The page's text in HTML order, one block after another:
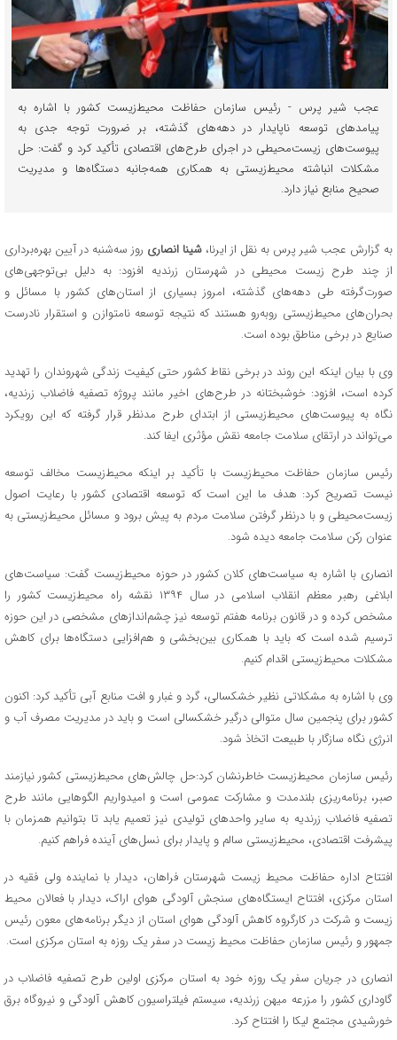
عجب شیر پرس - رئیس سازمان حفاظت محیط‌زیست کشور با اشاره به
پیامدهای توسعه ناپایدار در دهه‌های گذشته، بر ضرورت توجه جدی به
پیوست‌های زیست‌محیطی در اجرای طرح‌های اقتصادی تأکید کرد و گفت: حل
مشکلات انباشته محیط‌زیستی به همکاری همه‌جانبه دستگاه‌ها و مدیریت
صحیح منابع نیاز دارد.
به گزارش عجب شیر پرس به نقل از ایرنا، شینا انصاری روز سه‌شنبه در آیین بهره‌برداری
از چند طرح زیست محیطی در شهرستان زرندیه افزود: به دلیل بی‌توجهی‌های
صورت‌گرفته طی دهه‌های گذشته، امروز بسیاری از استان‌های کشور با مسائل و
بحران‌های محیط‌زیستی روبه‌رو هستند که نتیجه توسعه نامتوازن و استقرار نادرست
صنایع در برخی مناطق بوده است.
وی با بیان اینکه این روند در برخی نقاط کشور حتی کیفیت زندگی شهروندان را تهدید
کرده است، افزود: خوشبختانه در طرح‌های اخیر مانند پروژه تصفیه فاضلاب زرندیه،
نگاه به پیوست‌های محیط‌زیستی از ابتدای طرح مدنظر قرار گرفته که این رویکرد
می‌تواند در ارتقای سلامت جامعه نقش مؤثری ایفا کند.
رئیس سازمان حفاظت محیط‌زیست با تأکید بر اینکه محیط‌زیست مخالف توسعه
نیست تصریح کرد: هدف ما این است که توسعه اقتصادی کشور با رعایت اصول
زیست‌محیطی و با درنظر گرفتن سلامت مردم به پیش برود و مسائل محیط‌زیستی به
عنوان رکن سلامت جامعه دیده شود.
انصاری با اشاره به سیاست‌های کلان کشور در حوزه محیط‌زیست گفت: سیاست‌های
ابلاغی رهبر معظم انقلاب اسلامی در سال ۱۳۹۴ نقشه راه محیط‌زیست کشور را
مشخص کرده و در قانون برنامه هفتم توسعه نیز چشم‌اندازهای مشخصی در این حوزه
ترسیم شده است که باید با همکاری بین‌بخشی و هم‌افزایی دستگاه‌ها برای کاهش
مشکلات محیط‌زیستی اقدام کنیم.
وی با اشاره به مشکلاتی نظیر خشکسالی، گرد و غبار و افت منابع آبی تأکید کرد: اکنون
کشور برای پنجمین سال متوالی درگیر خشکسالی است و باید در مدیریت مصرف آب و
انرژی نگاه سازگار با طبیعت اتخاذ شود.
رئیس سازمان محیط‌زیست خاطرنشان کرد:حل چالش‌های محیط‌زیستی کشور نیازمند
صبر، برنامه‌ریزی بلندمدت و مشارکت عمومی است و امیدواریم الگوهایی مانند طرح
تصفیه فاضلاب زرندیه به سایر واحدهای تولیدی نیز تعمیم یابد تا بتوانیم همزمان با
پیشرفت اقتصادی، محیط‌زیستی سالم و پایدار برای نسل‌های آینده فراهم کنیم.
افتتاح اداره حفاظت محیط زیست شهرستان فراهان، دیدار با نماینده ولی فقیه در
استان مرکزی، افتتاح ایستگاه‌های سنجش آلودگی هوای اراک، دیدار با فعالان محیط
زیست و شرکت در کارگروه کاهش آلودگی هوای استان از دیگر برنامه‌های معون رئیس
جمهور و رئیس سازمان حفاظت محیط زیست در سفر یک روزه به استان مرکزی است.
انصاری در جریان سفر یک روزه خود به استان مرکزی اولین طرح تصفیه فاضلاب در
گاوداری کشور را مزرعه میهن زرندیه، سیستم فیلتراسیون کاهش آلودگی و نیروگاه برق
خورشیدی مجتمع لیکا را افتتاح کرد.